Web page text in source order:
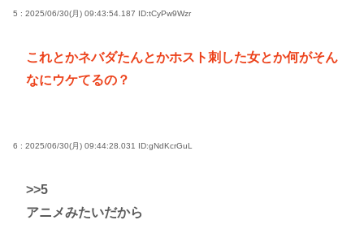
5 : 2025/06/30(月) 09:43:54.187 ID:tCyPw9Wzr
これとかネバダたんとかホスト刺した女とか何がそん
なにウケてるの？
6 : 2025/06/30(月) 09:44:28.031 ID:gNdKcrGuL
>>5
アニメみたいだから